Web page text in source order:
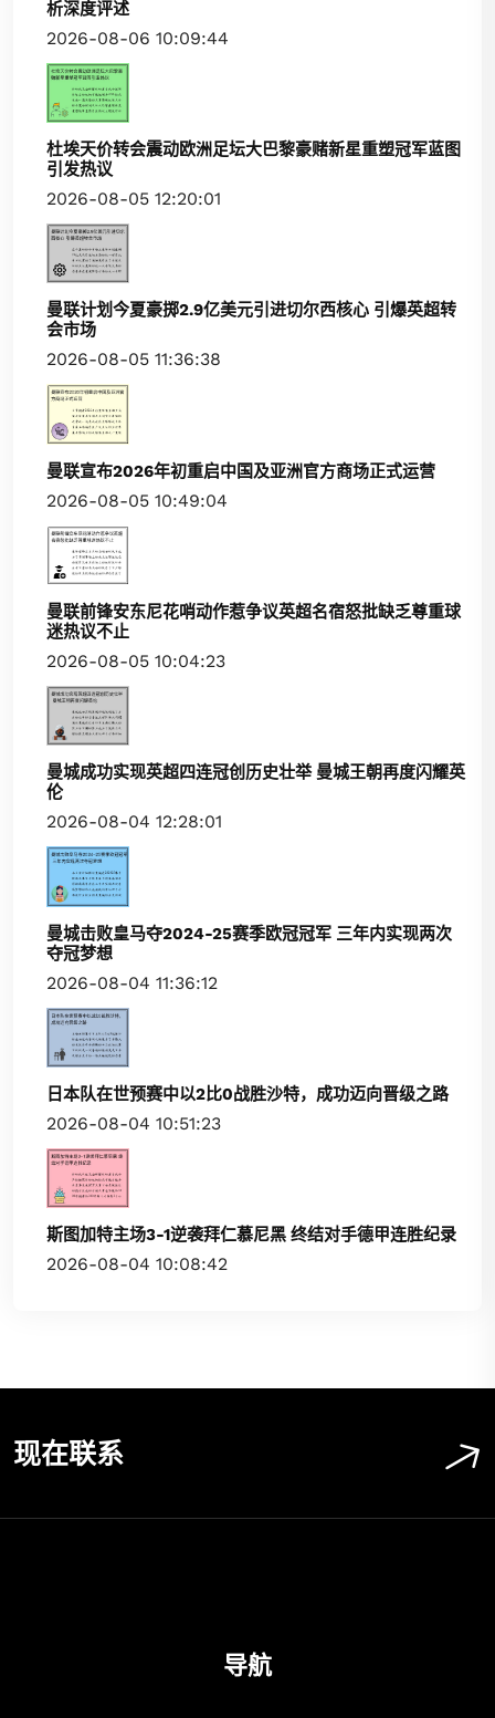
析深度评述
2026-08-06 10:09:44
杜埃天价转会震动欧洲足坛大巴黎豪赌新星重塑冠军蓝图
引发热议
2026-08-05 12:20:01
曼联计划今夏豪掷2.9亿美元引进切尔西核心 引爆英超转
会市场
2026-08-05 11:36:38
曼联宣布2026年初重启中国及亚洲官方商场正式运营
2026-08-05 10:49:04
曼联前锋安东尼花哨动作惹争议英超名宿怒批缺乏尊重球
迷热议不止
2026-08-05 10:04:23
曼城成功实现英超四连冠创历史壮举 曼城王朝再度闪耀英
伦
2026-08-04 12:28:01
曼城击败皇马夺2024-25赛季欧冠冠军 三年内实现两次
夺冠梦想
2026-08-04 11:36:12
日本队在世预赛中以2比0战胜沙特，成功迈向晋级之路
2026-08-04 10:51:23
斯图加特主场3-1逆袭拜仁慕尼黑 终结对手德甲连胜纪录
2026-08-04 10:08:42
现在联系
导航